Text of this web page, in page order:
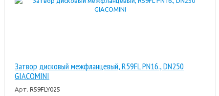
Затвор дисковый межфланцевый, R59FL PN16., DN250
GIACOMINI
Арт. R59FLY025